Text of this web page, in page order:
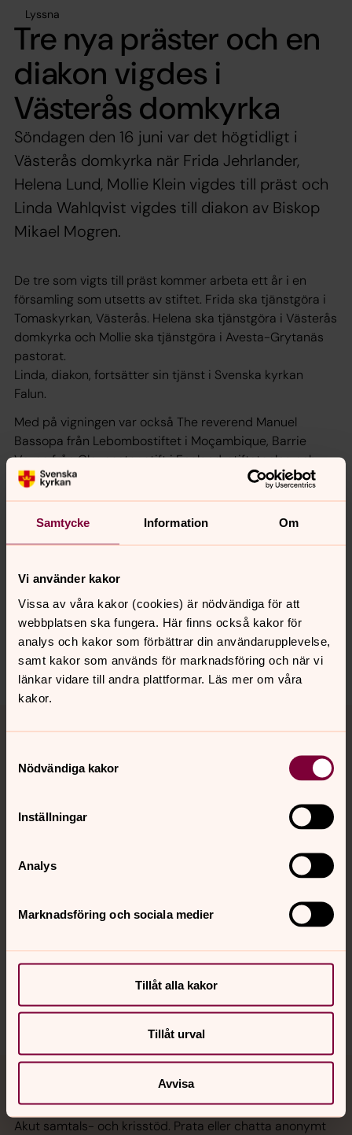
Samtycke Information Om
Vi använder kakor
Vissa av våra kakor (cookies) är nödvändiga för att
webbplatsen ska fungera. Här finns också kakor för
analys och kakor som förbättrar din användarupplevelse,
samt kakor som används för marknadsföring och när vi
länkar vidare till andra plattformar. Läs mer om våra
kakor.
Nödvändiga kakor
Inställningar
Analys
Marknadsföring och sociala medier
Tillåt alla kakor
Tillåt urval
Avvisa
Lyssna
Tre nya präster och en
diakon vigdes i
Västerås domkyrka
Söndagen den 16 juni var det högtidligt i
Västerås domkyrka när Frida Jehrlander,
Helena Lund, Mollie Klein vigdes till präst och
Linda Wahlqvist vigdes till diakon av Biskop
Mikael Mogren.
De tre som vigts till präst kommer arbeta ett år i en
församling som utsetts av stiftet. Frida ska tjänstgöra i
Tomaskyrkan, Västerås. Helena ska tjänstgöra i Västerås
domkyrka och Mollie ska tjänstgöra i Avesta-Grytanäs
pastorat.
Linda, diakon, fortsätter sin tjänst i Svenska kyrkan
Falun.
Med på vigningen var också The reverend Manuel
Bassopa från Lebombostiftet i Moçambique, Barrie
Voyce från Gloucester stift i England, stiftsteolog och
biskop electa Teresia Derlén, domprost Daniel Eklund
och stiftsprost Peter Åström.
Senast ändrad 20 juni 2024
Synpunkter eller frågor på sidans
innehåll?
vasteras.stift@svenskakyrkan.se
Dela
Hitta snabbt
Sociala kanaler
Jourhavande präst
Akut samtals- och krisstöd. Prata eller chatta anonymt